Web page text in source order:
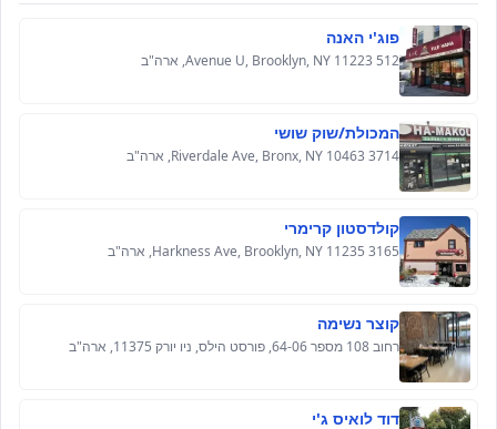
פוג'י האנה
512 Avenue U, Brooklyn, NY 11223, ארה"ב
המכולת/שוק שושי
3714 Riverdale Ave, Bronx, NY 10463, ארה"ב
קולדסטון קרימרי
3165 Harkness Ave, Brooklyn, NY 11235, ארה"ב
קוצר נשימה
רחוב 108 מספר 64-06, פורסט הילס, ניו יורק 11375, ארה"ב
דוד לואיס ג'י